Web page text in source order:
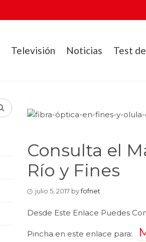
Televisión Noticias Test
Consulta el
Río y Fines
julio 5, 2017 byfofnet
Desde Este Enlace Puedes
Pincha en este enlace para: